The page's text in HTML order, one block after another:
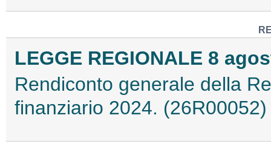
LEGGE REGIONALE 8
Rendiconto generale della
finanziario 2024. (26R00052)